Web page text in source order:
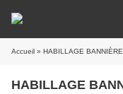
Accueil » HABILLAGE
HABILLAGE